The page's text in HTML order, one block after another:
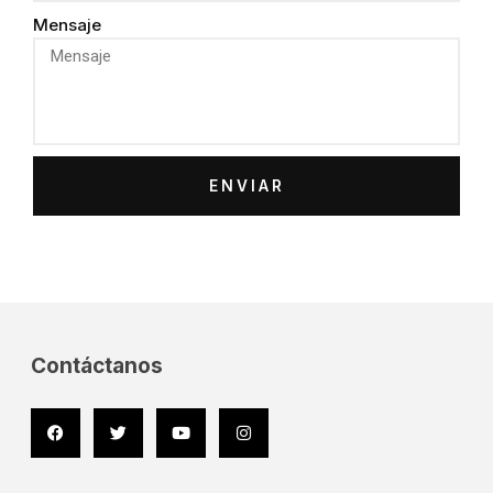
Mensaje
ENVIAR
Contáctanos
FacebookTwitter YoutubeInstagram